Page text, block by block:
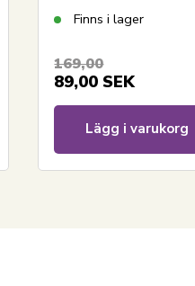
Finns i lager
169,00
89,00 SEK
Lägg i varukorg